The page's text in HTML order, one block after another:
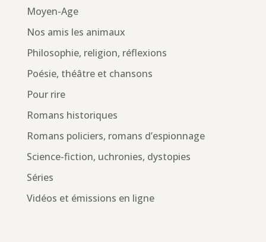
Moyen-Age
Nos amis les animaux
Philosophie, religion, réflexions
Poésie, théâtre et chansons
Pour rire
Romans historiques
Romans policiers, romans d’espionnage
Science-fiction, uchronies, dystopies
Séries
Vidéos et émissions en ligne